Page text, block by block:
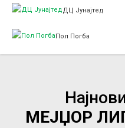
ДЦ Јунајтед
Пол Погба
МЕЈЏОР